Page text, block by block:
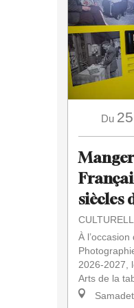
Du 25
siècles
À
2026-2027,
Arts de la
Samadet